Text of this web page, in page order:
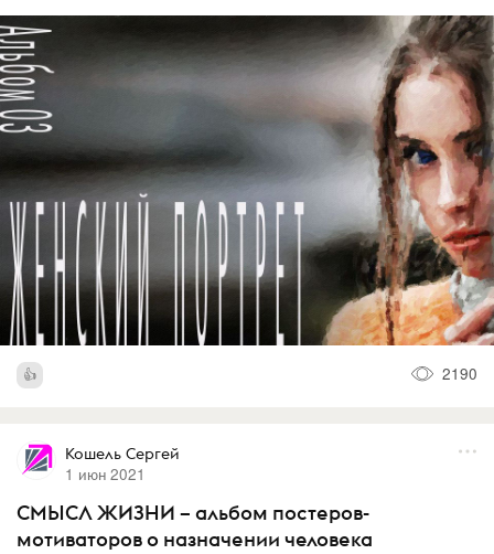
2190
Кошель Сергей
1 июн 2021
СМЫСЛ ЖИЗНИ – альбом постеров-
мотиваторов о назначении человека